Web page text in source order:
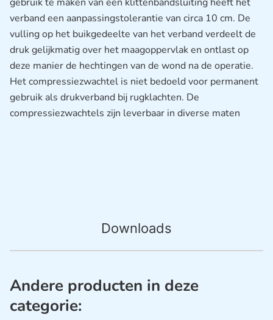
Downloads
verband een aanpassingstolerantie van circa 10 cm. De
vulling op het buikgedeelte van het verband verdeelt de
druk gelijkmatig over het maagoppervlak en ontlast op
deze manier de hechtingen van de wond na de operatie.
Het compressiezwachtel is niet bedoeld voor permanent
gebruik als drukverband bij rugklachten. De
compressiezwachtels zijn leverbaar in diverse maten
Andere producten in deze
categorie: